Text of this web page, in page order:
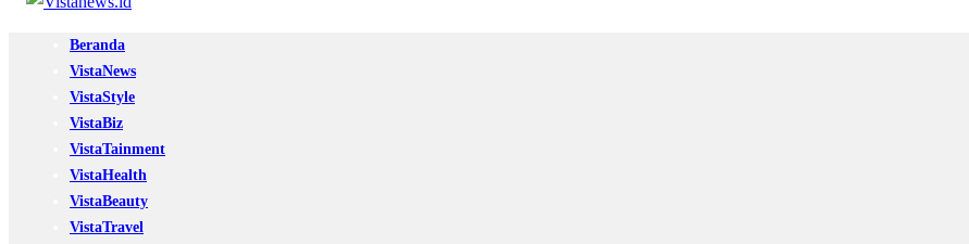
Beranda
VistaNews
VistaStyle
VistaBiz
VistaTainment
VistaHealth
VistaBeauty
VistaTravel